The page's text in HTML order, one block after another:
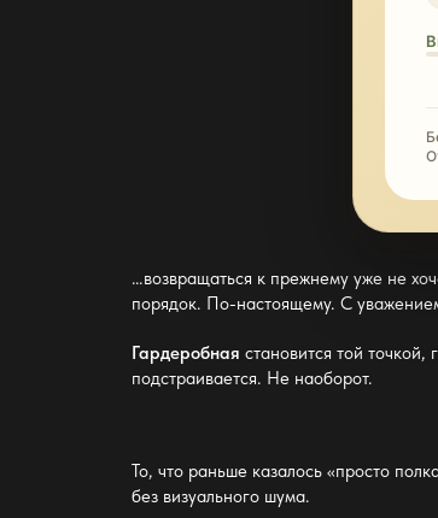
…возвращаться к прежнему уже не
порядок. По-настоящему. С
Гардеробная становится той
подстраивается. Не наоборот.
То, что раньше казалось «просто
без визуального шума.